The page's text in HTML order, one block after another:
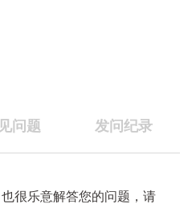
问题 发问纪录
很乐意解答您的问题，请